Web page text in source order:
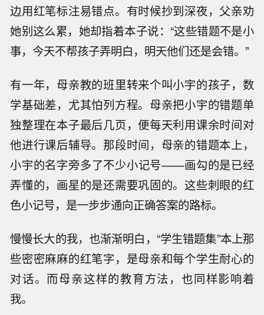
边用红笔标注易错点。有时候抄到深夜，父亲劝
她别这么累，她却指着本子说：“这些错题不是小
事，今天不帮孩子弄明白，明天他们还是会错。”
有一年，母亲教的班里转来个叫小宇的孩子，数
学基础差，尤其怕列方程。母亲把小宇的错题单
独整理在本子最后几页，便每天利用课余时间对
他进行课后辅导。那段时间，母亲的错题本上，
小宇的名字旁多了不少小记号——画勾的是已经
弄懂的，画星的是还需要巩固的。这些刺眼的红
色小记号，是一步步通向正确答案的路标。
慢慢长大的我，也渐渐明白，“学生错题集”本上那
些密密麻麻的红笔字，是母亲和每个学生耐心的
对话。而母亲这样的教育方法，也同样影响着
我。